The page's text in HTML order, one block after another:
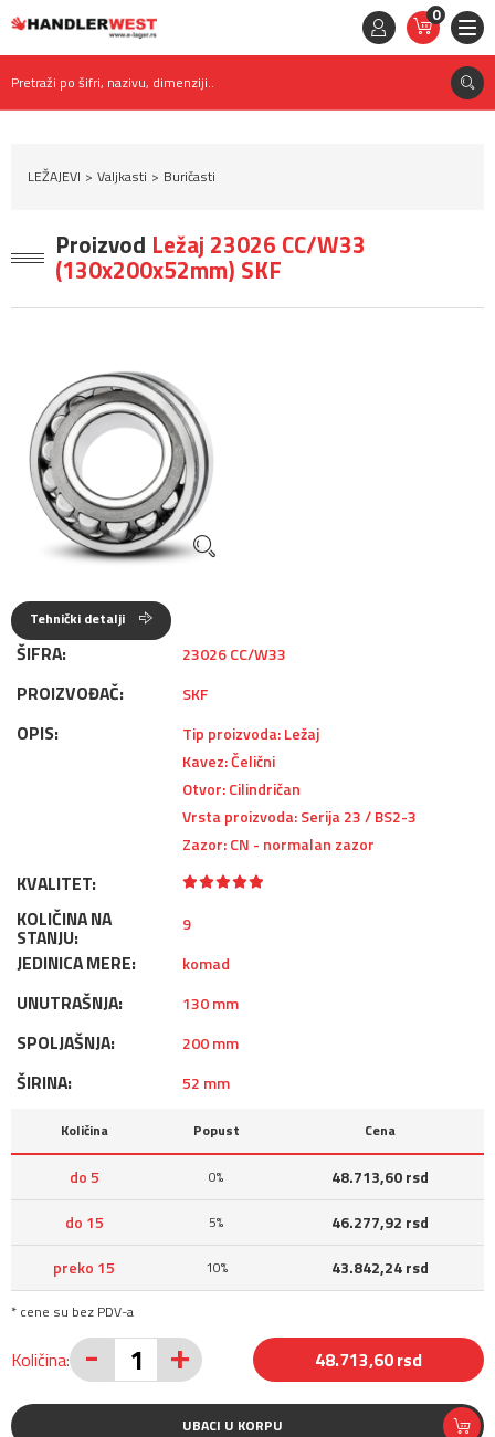
0
STAVKE
0,
RSD
Pretraži po šifri, nazivu, dimenziji..
LEŽAJEVI Valjkasti Buričasti
Proizvod Ležaj 23026 CC/W33
(130x200x52mm) SKF
Tehnički detalji
ŠIFRA: 23026 CC/W33
PROIZVOĐAČ: SKF
OPIS:
Tip proizvoda: Ležaj
Kavez: Čelični
Otvor: Cilindričan
Vrsta proizvoda: Serija 23 / BS2-3
Zazor: CN - normalan zazor
KVALITET:
KOLIČINA NA
STANJU:
9
JEDINICA MERE: komad
UNUTRAŠNJA: 130 mm
SPOLJAŠNJA: 200 mm
ŠIRINA: 52 mm
Količina Popust Cena
do 5 0%
48.713,60 rsd
do 15
5%
46.277,92 rsd
preko 15
10% 43.842,24 rsd
* cene su bez PDV-a
Količina: - + 48.713,60 rsd
UBACI U KORPU